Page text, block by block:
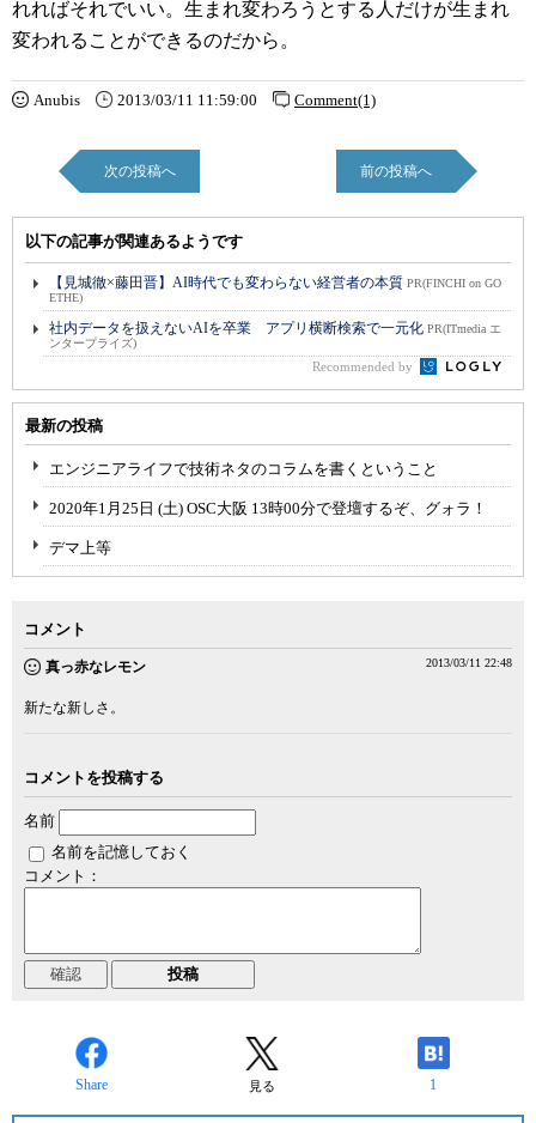
れればそれでいい。生まれ変わろうとする人だけが生まれ
変われることができるのだから。
Anubis 2013/03/11 11:59:00 Comment(1)
次の投稿へ 前の投稿へ
以下の記事が関連あるようです
【見城徹×藤田晋】AI時代でも変わらない経営者の本質 PR(FINCHI on GO
ETHE)
社内データを扱えないAIを卒業 アプリ横断検索で一元化 PR(ITmedia エ
ンタープライズ)
Recommended by
最新の投稿
エンジニアライフで技術ネタのコラムを書くということ
2020年1月25日 (土) OSC大阪 13時00分で登壇するぞ、グォラ！
デマ上等
コメント
真っ赤なレモン 2013/03/11 22:48
新たな新しさ。
コメントを投稿する
名前
名前を記憶しておく
コメント：
Share 見る 1